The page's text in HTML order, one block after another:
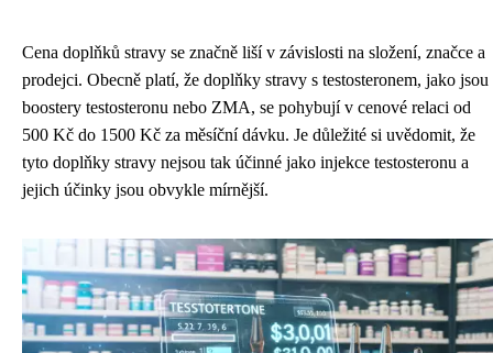
Cena doplňků stravy se značně liší v závislosti na složení, značce a
prodejci. Obecně platí, že doplňky stravy s testosteronem, jako jsou
boostery testosteronu nebo ZMA, se pohybují v cenové relaci od
500 Kč do 1500 Kč za měsíční dávku. Je důležité si uvědomit, že
tyto doplňky stravy nejsou tak účinné jako injekce testosteronu a
jejich účinky jsou obvykle mírnější.